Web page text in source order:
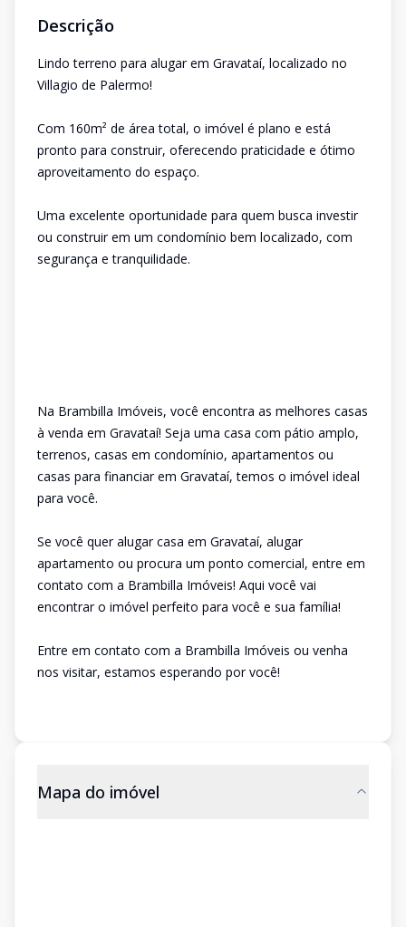
Descrição
Lindo terreno para alugar em Gravataí, localizado no
Villagio de Palermo!
Com 160m² de área total, o imóvel é plano e está
pronto para construir, oferecendo praticidade e ótimo
aproveitamento do espaço.
Uma excelente oportunidade para quem busca investir
ou construir em um condomínio bem localizado, com
segurança e tranquilidade.
Na Brambilla Imóveis, você encontra as melhores casas
à venda em Gravataí! Seja uma casa com pátio amplo,
terrenos, casas em condomínio, apartamentos ou
casas para financiar em Gravataí, temos o imóvel ideal
para você.
Se você quer alugar casa em Gravataí, alugar
apartamento ou procura um ponto comercial, entre em
contato com a Brambilla Imóveis! Aqui você vai
encontrar o imóvel perfeito para você e sua família!
Entre em contato com a Brambilla Imóveis ou venha
nos visitar, estamos esperando por você!
Mapa do imóvel